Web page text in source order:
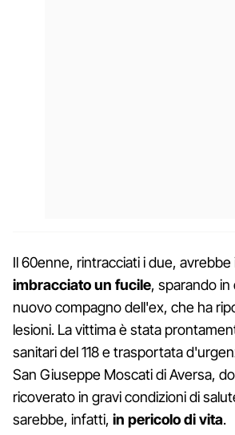
Il 60enne, rintracciati i due,
imbracciato un fucile, sparando
nuovo compagno dell'ex, che ha
lesioni. La vittima è stata
sanitari del 118 e trasportata
San Giuseppe Moscati di Aversa,
ricoverato in gravi condizioni di
sarebbe, infatti, in pericolo di vita.